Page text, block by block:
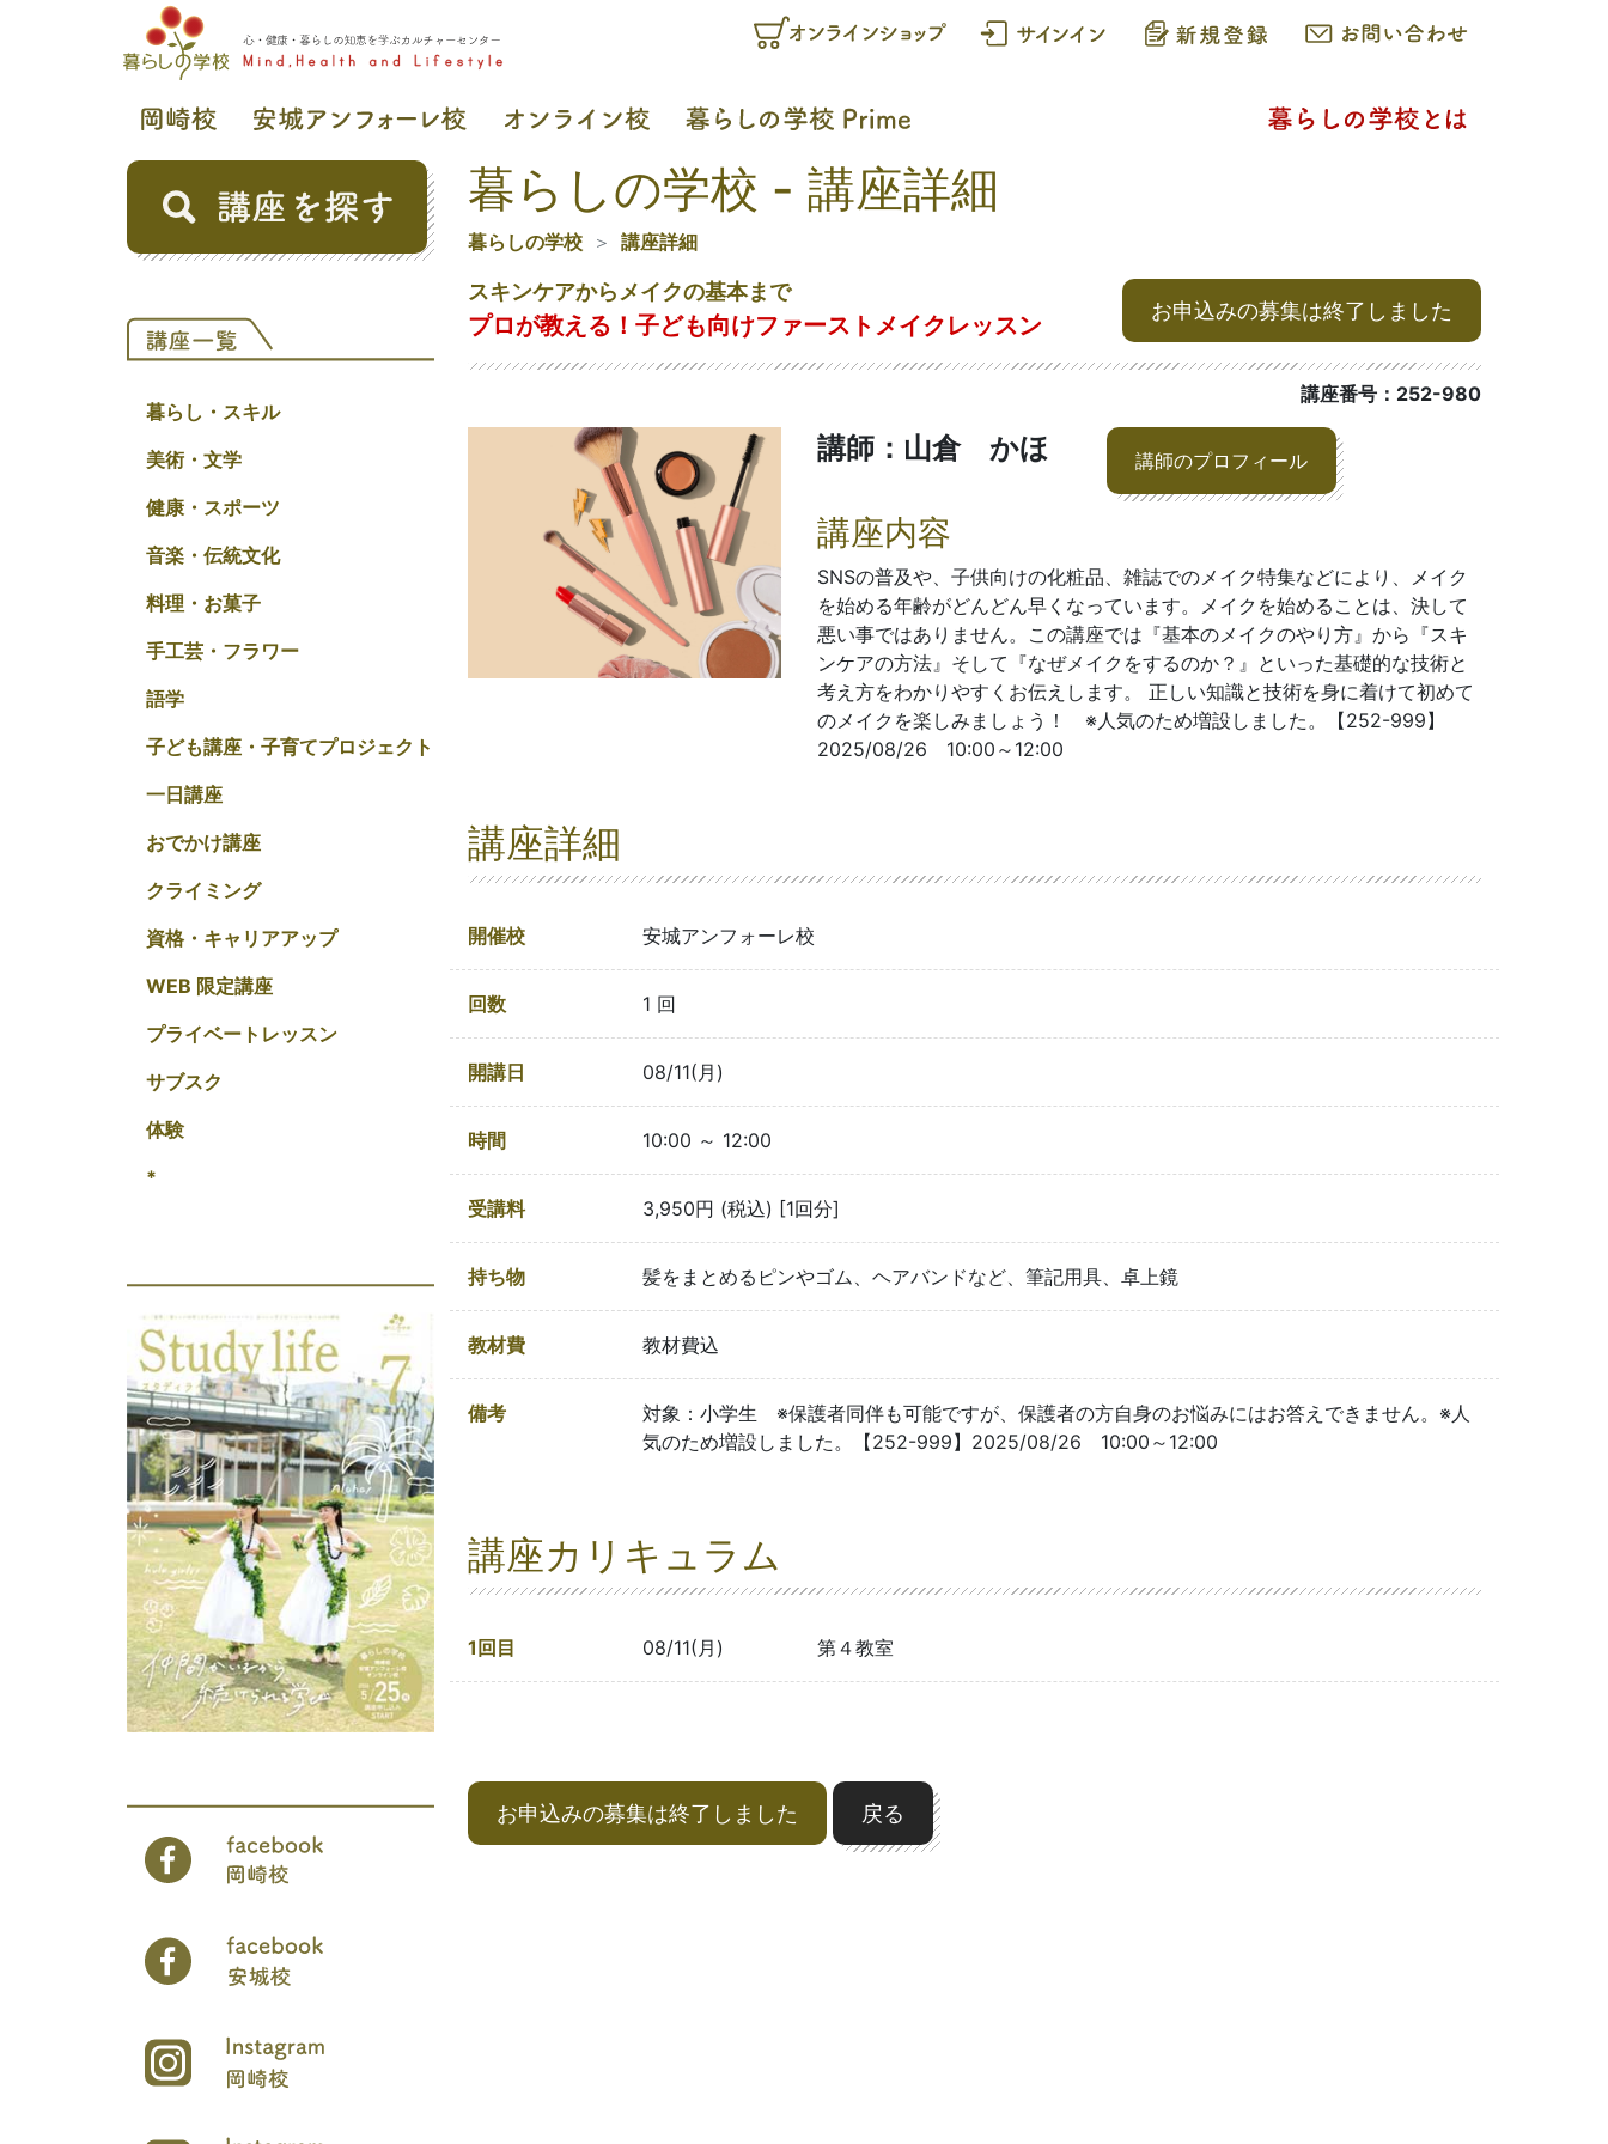
暮らし・スキル
美術・文学
健康・スポーツ
音楽・伝統文化
料理・お菓子
手工芸・フラワー
語学
子ども講座・子育てプロジェクト
一日講座
おでかけ講座
クライミング
資格・キャリアアップ
WEB 限定講座
プライベートレッスン
サブスク
体験
*
暮らしの学校 - 講座詳細
暮らしの学校 講座詳細
スキンケアからメイクの基本まで
プロが教える！子ども向けファーストメイクレッスン
お申込みの募集は終了しました
講座番号：252-980
講師：山倉 かほ 講師のプロフィール
講座内容
SNSの普及や、子供向けの化粧品、雑誌でのメイク特集などにより、メイク
を始める年齢がどんどん早くなっています。メイクを始めることは、決して
悪い事ではありません。この講座では『基本のメイクのやり方』から『スキ
ンケアの方法』そして『なぜメイクをするのか？』といった基礎的な技術と
考え方をわかりやすくお伝えします。 正しい知識と技術を身に着けて初めて
のメイクを楽しみましょう！ ※人気のため増設しました。【252-999】
2025/08/26 10:00～12:00
講座詳細
開催校 安城アンフォーレ校
回数 1 回
開講日 08/11(月)
時間 10:00 ～ 12:00
受講料 3,950円 (税込) [1回分]
持ち物 髪をまとめるピンやゴム、ヘアバンドなど、筆記用具、卓上鏡
教材費 教材費込
備考
対象：小学生 ※保護者同伴も可能ですが、保護者の方自身のお悩みにはお答えできません。※人
気のため増設しました。【252-999】2025/08/26 10:00～12:00
講座カリキュラム
1回目 08/11(月) 第４教室
お申込みの募集は終了しました 戻る